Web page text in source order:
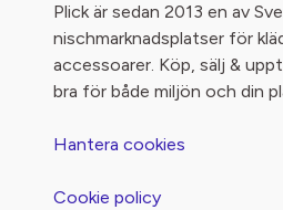
Plick är sedan 2013 en av
nischmarknadsplatser för
accessoarer. Köp, sälj &
bra för både miljön och din
Hantera cookies
Cookie policy